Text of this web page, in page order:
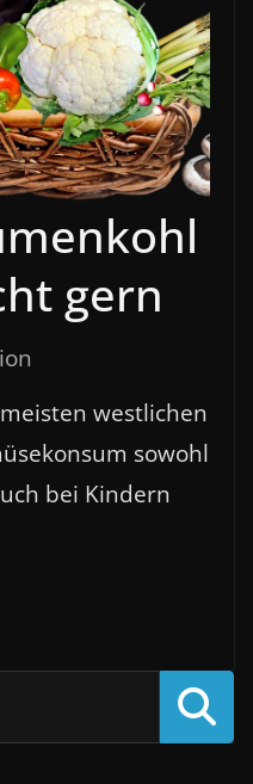
gern
westlichen
sowohl
bei Kindern